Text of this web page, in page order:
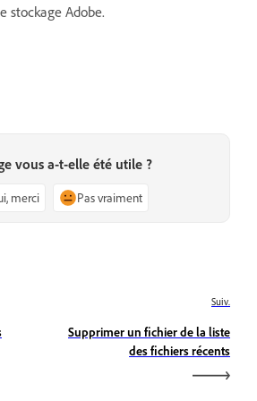
stockage Adobe.
vous a-t-elle été utile ?
merci Pas vraiment
Suiv.
Supprimer un fichier de la liste
des fichiers récents